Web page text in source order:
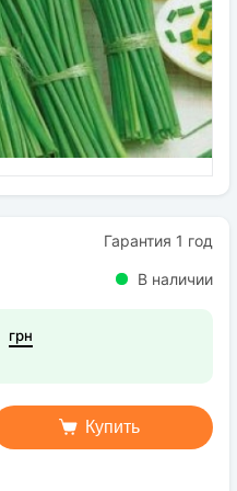
Гарантия 1 год
В наличии
грн
Купить